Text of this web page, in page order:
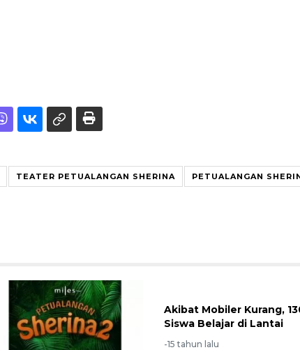
TEATER PETUALANGAN SHERINA PETUALANGAN
Akibat Mobiler Kurang,
Siswa Belajar di Lantai
-15 tahun lalu